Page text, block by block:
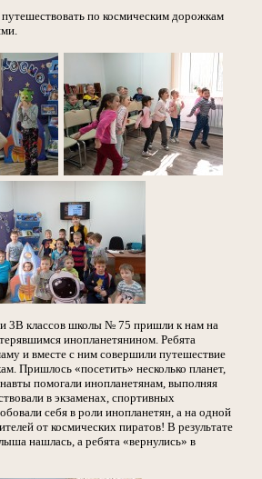
по космическим дорожкам
3В классов школы № 75 пришли к нам на
инопланетянином. Ребята
и вместе с ним совершили путешествие
Пришлось «посетить» несколько планет,
помогали инопланетянам, выполняя
в экзаменах, спортивных
себя в роли инопланетян, а на одной
от космических пиратов! В результате
нашлась, а ребята «вернулись» в